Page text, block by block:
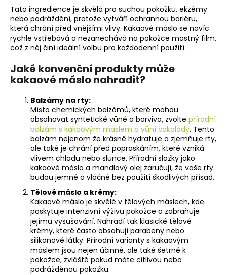
Tato ingredience je skvělá pro suchou pokožku, ekzémy
nebo podráždění, protože vytváří ochrannou bariéru,
která chrání před vnějšími vlivy. Kakaové máslo se navíc
rychle vstřebává a nezanechává na pokožce mastný film,
což z něj činí ideální volbu pro každodenní použití.
Jaké konvenční produkty může
kakaové máslo nahradit?
Balzámy na rty:
Místo chemických balzámů, které mohou
obsahovat syntetické vůně a barviva, zvolte přírodní
balzám s kakaovým máslem a vůní čokolády. Tento
balzám nejenom že krásně hydratuje a zjemňuje rty,
ale také je chrání před popraskáním, které vzniká
vlivem chladu nebo slunce. Přírodní složky jako
kakaové máslo a mandlový olej zaručují, že vaše rty
budou jemné a vláčné bez použití škodlivých přísad.
Tělové máslo a krémy:
Kakaové máslo je skvělé v tělových máslech, kde
poskytuje intenzivní výživu pokožce a zabraňuje
jejímu vysušování. Nahradí tak klasické tělové
krémy, které často obsahují parabeny nebo
silikonové látky. Přírodní varianty s kakaovým
máslem jsou nejen účinné, ale také šetrné k
pokožce, zvláště pokud máte citlivou nebo
podrážděnou pokožku.
HLEDAT
D